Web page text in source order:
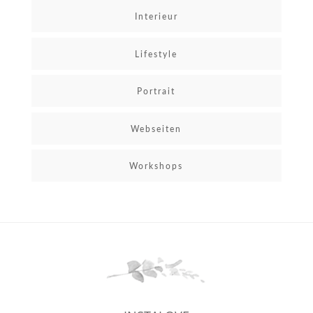
Interieur
Lifestyle
Portrait
Webseiten
Workshops